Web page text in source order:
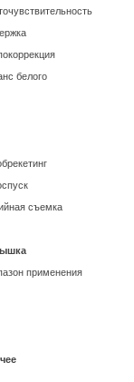
белого
съемка
применения